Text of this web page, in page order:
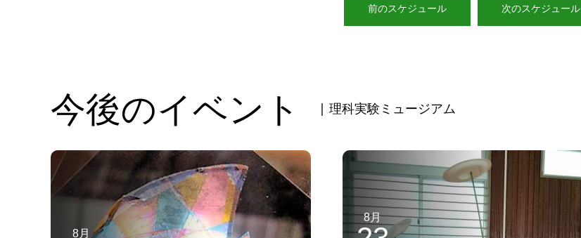
前のスケジュール 次のスケジュール
今後のイベント | 理科実験ミュージアム
8月
8月